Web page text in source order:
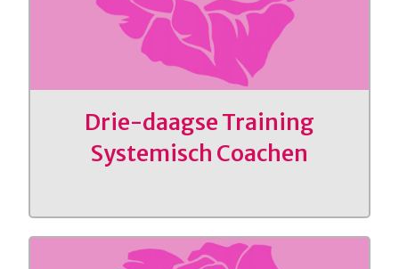
Drie-daagse Training
Systemisch Coachen